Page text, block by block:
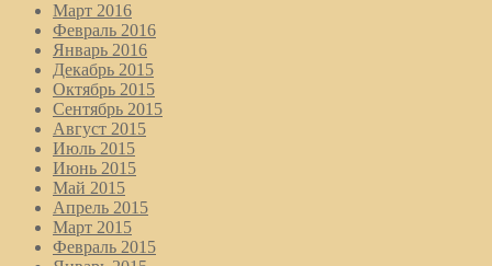
Март 2016
Февраль 2016
Январь 2016
Декабрь 2015
Октябрь 2015
Сентябрь 2015
Август 2015
Июль 2015
Июнь 2015
Май 2015
Апрель 2015
Март 2015
Февраль 2015